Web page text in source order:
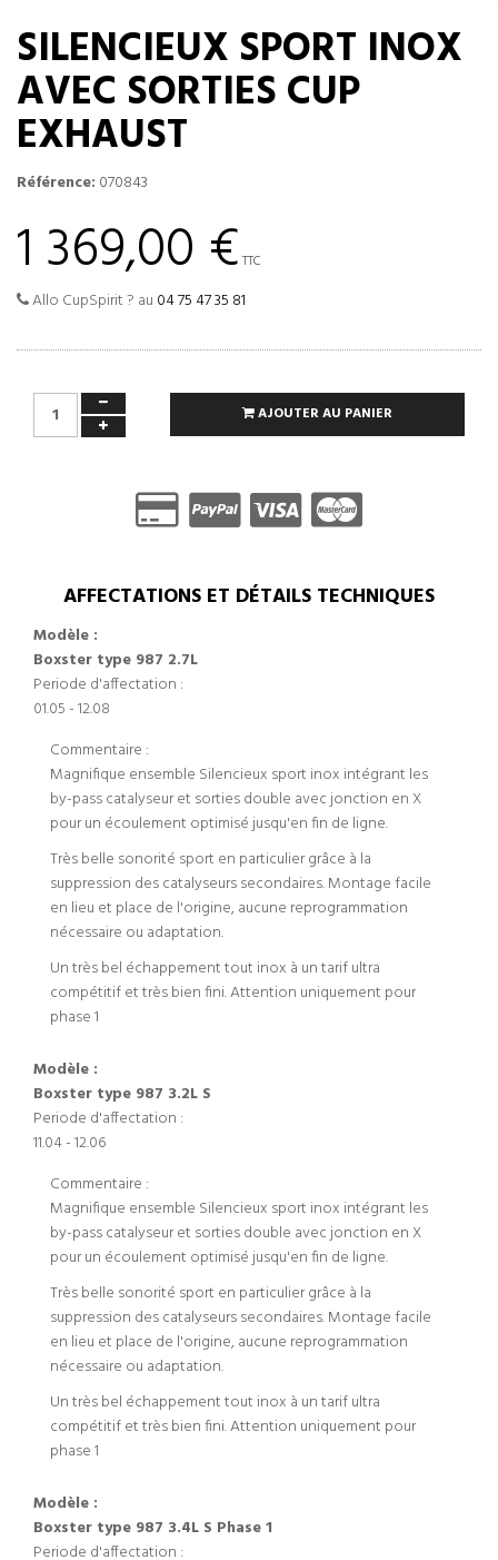
SILENCIEUX SPORT INOX
AVEC SORTIES CUP
EXHAUST
Référence: 070843
1 369,00 € TTC
Allo CupSpirit ? au 04 75 47 35 81
AJOUTER AU PANIER
AFFECTATIONS ET DÉTAILS TECHNIQUES
Modèle :
Boxster type 987 2.7L
Periode d'affectation :
01.05 - 12.08
Commentaire :
Magnifique ensemble Silencieux sport inox intégrant les
by-pass catalyseur et sorties double avec jonction en X
pour un écoulement optimisé jusqu'en fin de ligne.
Très belle sonorité sport en particulier grâce à la
suppression des catalyseurs secondaires. Montage facile
en lieu et place de l'origine, aucune reprogrammation
nécessaire ou adaptation.
Un très bel échappement tout inox à un tarif ultra
compétitif et très bien fini. Attention uniquement pour
phase 1
Modèle :
Boxster type 987 3.2L S
Periode d'affectation :
11.04 - 12.06
Commentaire :
Magnifique ensemble Silencieux sport inox intégrant les
by-pass catalyseur et sorties double avec jonction en X
pour un écoulement optimisé jusqu'en fin de ligne.
Très belle sonorité sport en particulier grâce à la
suppression des catalyseurs secondaires. Montage facile
en lieu et place de l'origine, aucune reprogrammation
nécessaire ou adaptation.
Un très bel échappement tout inox à un tarif ultra
compétitif et très bien fini. Attention uniquement pour
phase 1
Modèle :
Boxster type 987 3.4L S Phase 1
Periode d'affectation :